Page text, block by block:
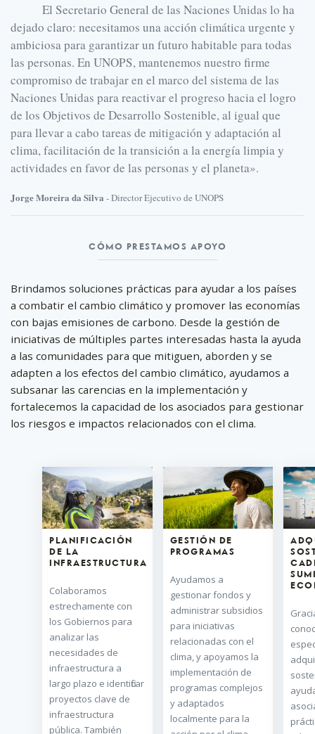
El Secretario General de las Naciones Unidas lo ha
dejado claro: necesitamos una acción climática urgente y
ambiciosa para garantizar un futuro habitable para todas
las personas. En UNOPS, mantenemos nuestro firme
compromiso de trabajar en el marco del sistema de las
Naciones Unidas para reactivar el progreso hacia el logro
de los Objetivos de Desarrollo Sostenible, al igual que
para llevar a cabo tareas de mitigación y adaptación al
clima, facilitación de la transición a la energía limpia y
actividades en favor de las personas y el planeta».
Jorge Moreira da Silva - Director Ejecutivo de UNOPS
CÓMO PRESTAMOS APOYO
Brindamos soluciones prácticas para ayudar a los países
a combatir el cambio climático y promover las economías
con bajas emisiones de carbono. Desde la gestión de
iniciativas de múltiples partes interesadas hasta la ayuda
a las comunidades para que mitiguen, aborden y se
adapten a los efectos del cambio climático, ayudamos a
subsanar las carencias en la implementación y
fortalecemos la capacidad de los asociados para gestionar
los riesgos e impactos relacionados con el clima.
PLANIFICACIÓN
DE LA
INFRAESTRUCTURA
Colaboramos
estrechamente con
los Gobiernos para
analizar las
necesidades de
infraestructura a
largo plazo e identificar
proyectos clave de
infraestructura
pública. También
GESTIÓN DE
PROGRAMAS
Ayudamos a
gestionar fondos y
administrar subsidios
para iniciativas
relacionadas con el
clima, y apoyamos la
implementación de
programas complejos
y adaptados
localmente para la